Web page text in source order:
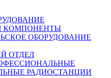
КОМПОНЕНТЫ
ОБОРУДОВАНИЕ
ОТДЕЛ
РАДИОСТАНЦИИ